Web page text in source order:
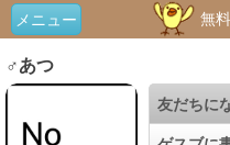
メニュー 無
♂あつ
友だちに